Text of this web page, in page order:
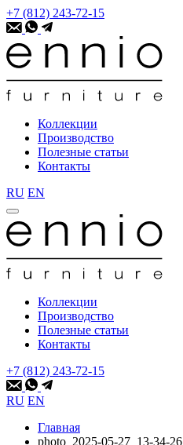
+7 (812) 243-72-15
Коллекции
Производство
Полезные статьи
Контакты
RU EN
Коллекции
Производство
Полезные статьи
Контакты
+7 (812) 243-72-15
RU EN
Главная
photo_2025-05-27_13-34-26